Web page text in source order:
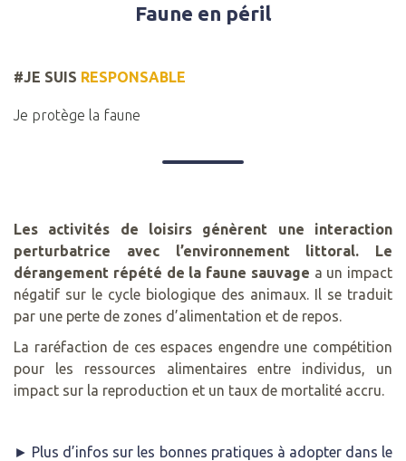
Faune en péril
#JE SUIS RESPONSABLE
Je protège la faune
Les activités de loisirs génèrent une interaction
perturbatrice avec l’environnement littoral. Le
dérangement répété de la faune sauvage a un impact
négatif sur le cycle biologique des animaux. Il se traduit
par une perte de zones d’alimentation et de repos.
La raréfaction de ces espaces engendre une compétition
pour les ressources alimentaires entre individus, un
impact sur la reproduction et un taux de mortalité accru.
► Plus d’infos sur les bonnes pratiques à adopter dans le